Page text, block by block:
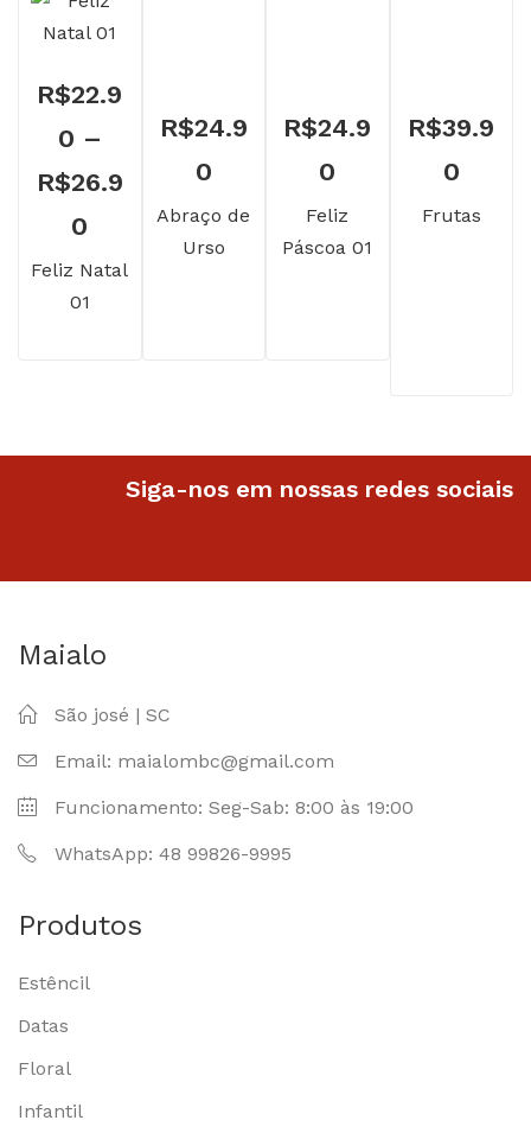
R$22.9
0 –
R$26.9
0
de
preço:
Feliz Natal
01
R$24.9
0
Abraço de
Urso
R$24.9
0
Feliz
Páscoa 01
R$39.9
0
Frutas
Siga-nos em nossas redes sociais
Maialo
São josé | SC
Email: maialombc@gmail.com
Funcionamento: Seg-Sab: 8:00 às 19:00
WhatsApp: 48 99826-9995
Produtos
Estêncil
Datas
Floral
Infantil